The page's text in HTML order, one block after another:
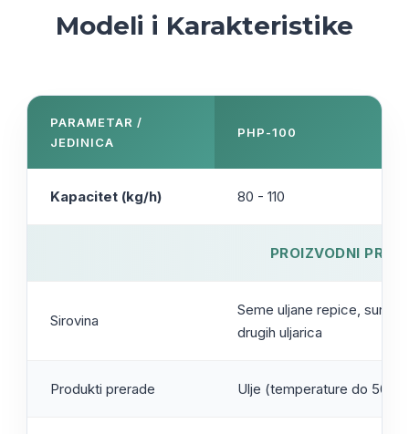
Modeli i Karakteristike
PARAMETAR /
JEDINICA
PHP-100
Kapacitet (kg/h) 80 - 110
PROIZVODNI
Sirovina
Seme uljane repice,
drugih uljarica
Produkti prerade Ulje (temperature do